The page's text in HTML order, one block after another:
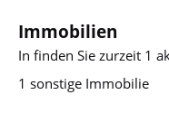
Immobilien
Infinden Sie zurzeit 1
1 sonstige Immobilie